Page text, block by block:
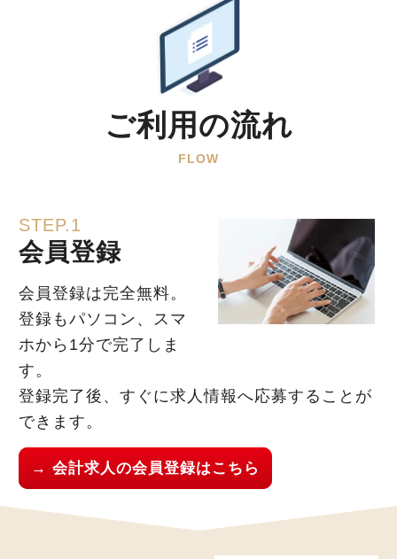
ご利用の流れ
FLOW
STEP.1
会員登録
会員登録は完全無料。
登録もパソコン、スマ
ホから1分で完了しま
す。
登録完了後、すぐに求人情報へ応募することが
できます。
→ 会計求人の会員登録はこちら